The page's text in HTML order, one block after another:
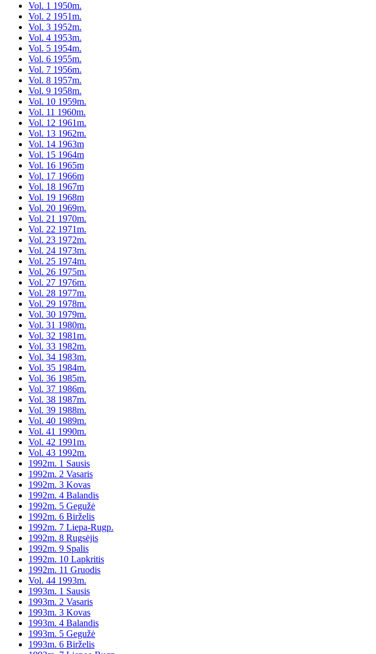
Vol. 1 1950m.
Vol. 2 1951m.
Vol. 3 1952m.
Vol. 4 1953m.
Vol. 5 1954m.
Vol. 6 1955m.
Vol. 7 1956m.
Vol. 8 1957m.
Vol. 9 1958m.
Vol. 10 1959m.
Vol. 11 1960m.
Vol. 12 1961m.
Vol. 13 1962m.
Vol. 14 1963m
Vol. 15 1964m
Vol. 16 1965m
Vol. 17 1966m
Vol. 18 1967m
Vol. 19 1968m
Vol. 20 1969m.
Vol. 21 1970m.
Vol. 22 1971m.
Vol. 23 1972m.
Vol. 24 1973m.
Vol. 25 1974m.
Vol. 26 1975m.
Vol. 27 1976m.
Vol. 28 1977m.
Vol. 29 1978m.
Vol. 30 1979m.
Vol. 31 1980m.
Vol. 32 1981m.
Vol. 33 1982m.
Vol. 34 1983m.
Vol. 35 1984m.
Vol. 36 1985m.
Vol. 37 1986m.
Vol. 38 1987m.
Vol. 39 1988m.
Vol. 40 1989m.
Vol. 41 1990m.
Vol. 42 1991m.
Vol. 43 1992m.
1992m. 1 Sausis
1992m. 2 Vasaris
1992m. 3 Kovas
1992m. 4 Balandis
1992m. 5 Gegužė
1992m. 6 Birželis
1992m. 7 Liepa-Rugp.
1992m. 8 Rugsėjis
1992m. 9 Spalis
1992m. 10 Lapkritis
1992m. 11 Gruodis
Vol. 44 1993m.
1993m. 1 Sausis
1993m. 2 Vasaris
1993m. 3 Kovas
1993m. 4 Balandis
1993m. 5 Gegužė
1993m. 6 Birželis